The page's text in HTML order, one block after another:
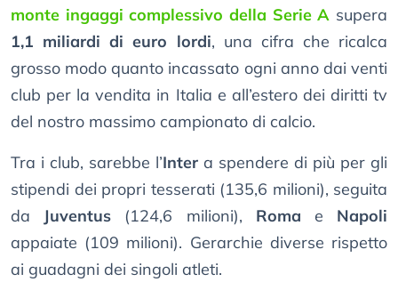
monte ingaggi complessivo della Serie A supera
1,1 miliardi di euro lordi, una cifra che ricalca
grosso modo quanto incassato ogni anno dai venti
club per la vendita in Italia e all’estero dei diritti tv
del nostro massimo campionato di calcio.
Tra i club, sarebbe l’Inter a spendere di più per gli
stipendi dei propri tesserati (135,6 milioni), seguita
da Juventus (124,6 milioni), Roma e Napoli
appaiate (109 milioni). Gerarchie diverse rispetto
ai guadagni dei singoli atleti.